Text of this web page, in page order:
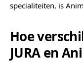
specialiteiten, is
Hoe
JURA en